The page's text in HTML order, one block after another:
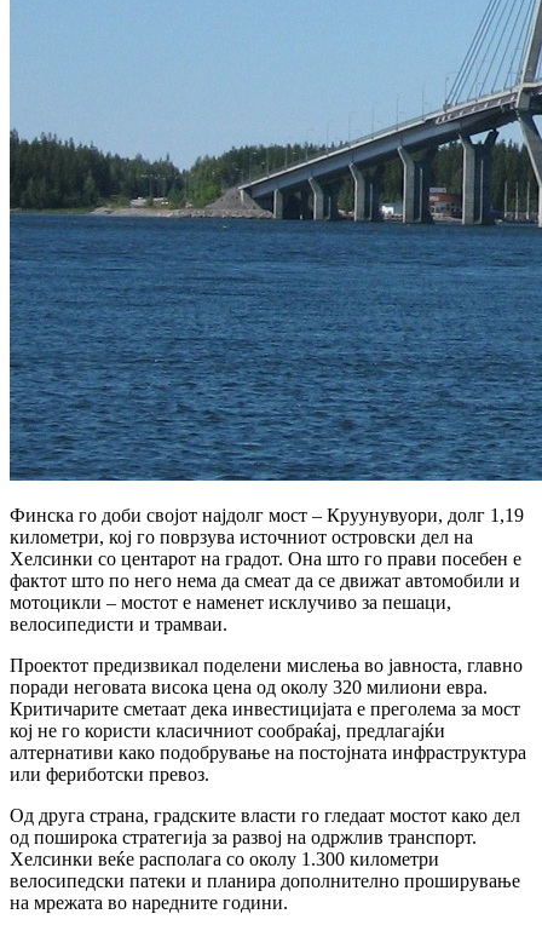
Финска го доби својот најдолг мост – Круунувуори, долг 1,19
километри, кој го поврзува источниот островски дел на
Хелсинки со центарот на градот. Она што го прави посебен е
фактот што по него нема да смеат да се движат автомобили и
мотоцикли – мостот е наменет исклучиво за пешаци,
велосипедисти и трамваи.
Проектот предизвикал поделени мислења во јавноста, главно
поради неговата висока цена од околу 320 милиони евра.
Критичарите сметаат дека инвестицијата е преголема за мост
кој не го користи класичниот сообраќај, предлагајќи
алтернативи како подобрување на постојната инфраструктура
или фериботски превоз.
Од друга страна, градските власти го гледаат мостот како дел
од поширока стратегија за развој на одржлив транспорт.
Хелсинки веќе располага со околу 1.300 километри
велосипедски патеки и планира дополнително проширување
на мрежата во наредните години.